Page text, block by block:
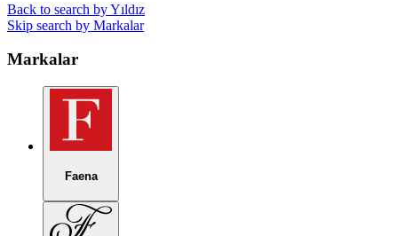
Back to search by Yıldız
Skip search by Markalar
Markalar
Faena